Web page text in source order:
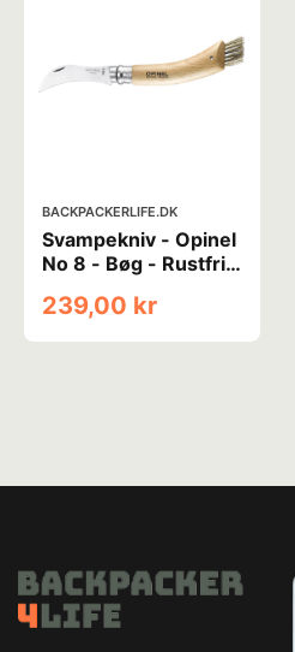
BACKPACKERLIFE.DK
Svampekniv - Opinel
No 8 - Bøg - Rustfrit
239,00 kr